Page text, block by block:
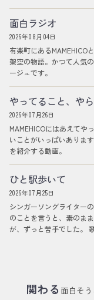
面白ラジオ
2026年08月04日
有楽町にあるMAMEHICO
架空の物語。かつて人気
ージュです。
やってること、や
2026年07月26日
MAMEHICOにはあえてや
いことがいっぱいありま
を紹介する動画。
ひと駅歩いて
2026年07月25日
シンガーソングライター
のことを言うと、素のま
が、ずっと苦手でした。
のワタシにできることを
と思っています。
関わる 面白そ